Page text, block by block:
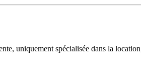
uniquement spécialisée dans la